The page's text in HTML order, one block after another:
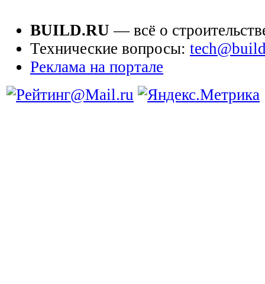
BUILD.RU — всё о
Технические вопросы:
Реклама на портале